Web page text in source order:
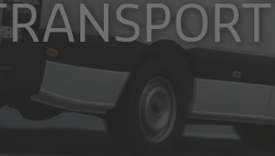
TRANSPORT